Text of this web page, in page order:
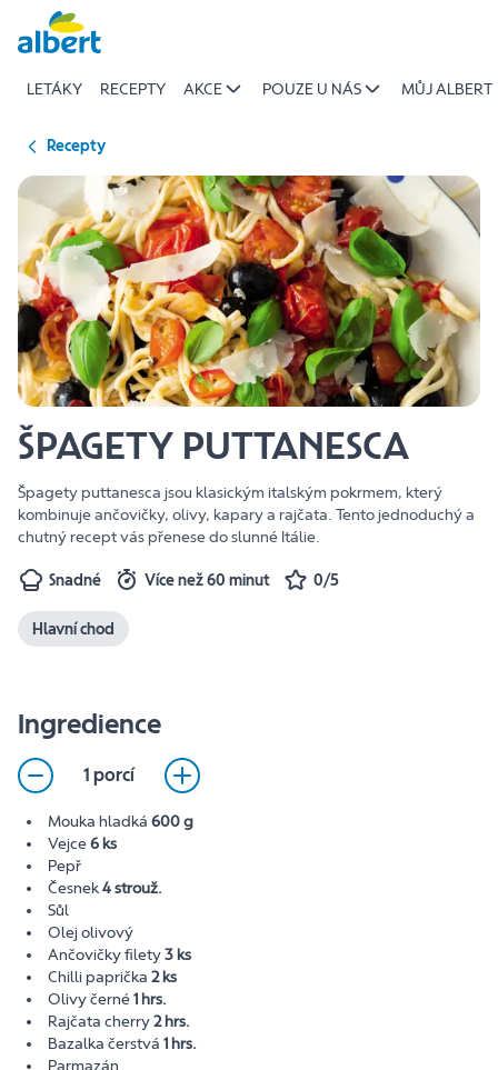
Přeskočit
LETÁKY RECEPTY AKCE POUZE U NÁS MŮJ ALBERT
Recepty
ŠPAGETY PUTTANESCA
Špagety puttanesca jsou klasickým italským pokrmem, který
kombinuje ančovičky, olivy, kapary a rajčata. Tento jednoduchý a
chutný recept vás přenese do slunné Itálie.
Snadné Více než 60 minut 0/5
Hlavní chod
Ingredience
1 porcí
Mouka hladká 600 g
Vejce6 ks
Pepř
Česnek4 strouž.
Sůl
Olej olivový
Ančovičky filety3 ks
Chilli paprička 2 ks
Olivy černé1 hrs.
Rajčata cherry2 hrs.
Bazalka čerstvá 1 hrs.
Parmazán